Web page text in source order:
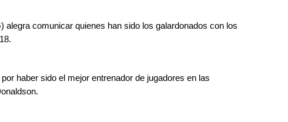
alegra comunicar quienes han sido los galardonados con los
haber sido el mejor entrenador de jugadores en las